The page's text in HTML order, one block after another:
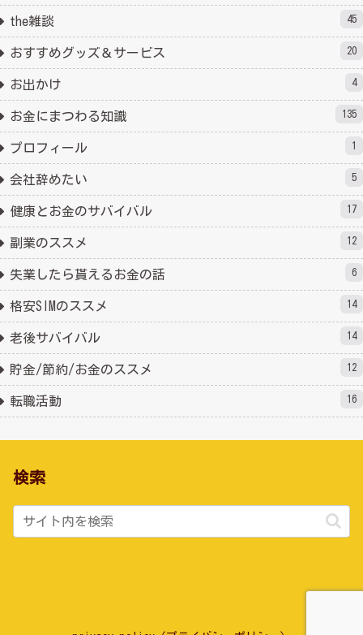
the雑談 45
おすすめグッズ＆サービス 20
お出かけ 4
お金にまつわる知識 135
プロフィール 1
会社辞めたい 5
健康とお金のサバイバル 17
副業のススメ 12
失業したら貰えるお金の話 6
格安SIMのススメ 14
老後サバイバル 14
貯金/節約/お金のススメ 12
転職活動 16
検索